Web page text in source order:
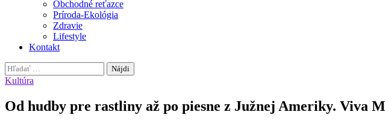
Obchodné reťazce
Príroda-Ekológia
Zdravie
Lifestyle
Kontakt
Hľadať:
Kultúra
Od hudby pre rastliny až po piesne z Južnej Ameriky. Viva